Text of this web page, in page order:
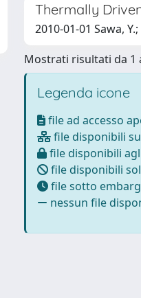
Thermally
2010-01-01 Sawa,
Mostrati risultati da 1
Legenda icone
file ad accesso
file disponibili
file disponibili
file disponibili
file sotto
nessun file